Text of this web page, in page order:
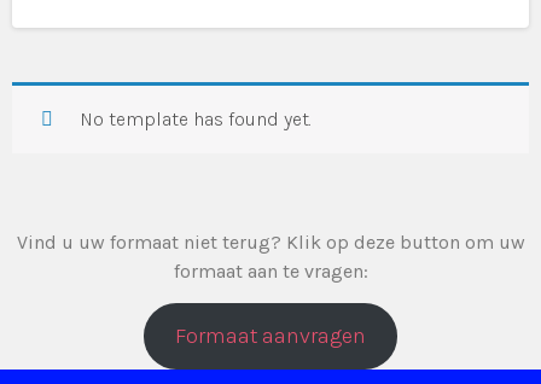
No template has found yet.
Vind u uw formaat niet terug? Klik op deze button om uw
formaat aan te vragen:
Formaat aanvragen